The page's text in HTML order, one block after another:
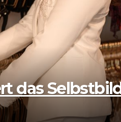
und nicht